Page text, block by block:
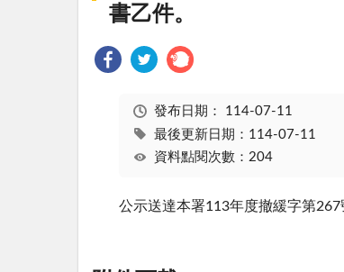
書乙件。
發布日期： 114-07-11
最後更新日期：114-07-11
資料點閱次數：204
公示送達本署113年度撤緩字第